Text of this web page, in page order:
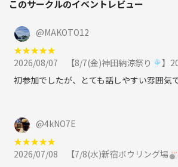
このサークルのイベントレビュー
@MAKOTO12
★★★★★
2026/08/07
【8/7(金)神田納涼祭り🎐】20代限定！女性主催で1人参加も大歓迎！夏の
初参加でしたが、とても話しやすい雰囲気
@4kNO7E
★★★★★
2026/07/08
【7/8(水)新宿ボウリング場🎳】20代限定・女性主催！夜からゆる